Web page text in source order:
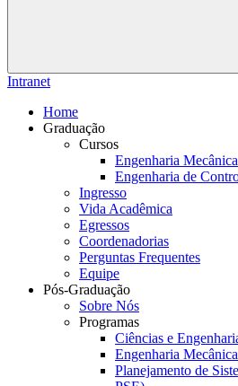
Buscar
Intranet
Home
Graduação
Cursos
Engenharia Mecânica
Engenharia de
Ingresso
Vida Acadêmica
Egressos
Coordenadorias
Perguntas Frequentes
Equipe
Pós-Graduação
Sobre Nós
Programas
Ciências e
Engenharia
Planejamento de